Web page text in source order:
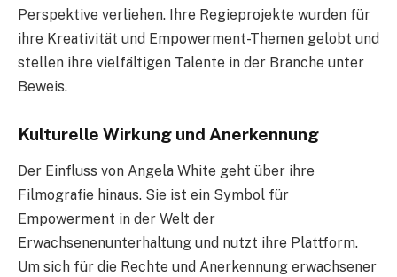
Perspektive verliehen. Ihre Regieprojekte wurden für
ihre Kreativität und Empowerment-Themen gelobt und
stellen ihre vielfältigen Talente in der Branche unter
Beweis.
Kulturelle Wirkung und Anerkennung
Der Einfluss von Angela White geht über ihre
Filmografie hinaus. Sie ist ein Symbol für
Empowerment in der Welt der
Erwachsenenunterhaltung und nutzt ihre Plattform.
Um sich für die Rechte und Anerkennung erwachsener